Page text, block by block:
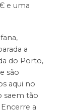
e uma
a
do Porto,
são
aqui no
saem tão
a